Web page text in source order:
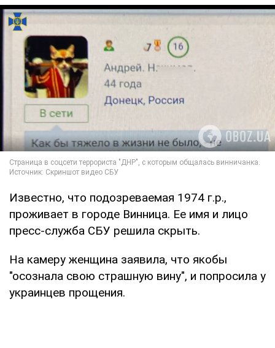
Известно, что подозреваемая 1974 г.р.,
проживает в городе Винница. Ее имя и лицо
пресс-служба СБУ решила скрыть.
На камеру женщина заявила, что якобы
"осознала свою страшную вину", и попросила у
украинцев прощения.